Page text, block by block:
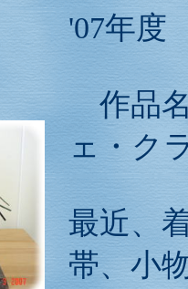
'07年
作品
ェ・ク
最近、
帯、小